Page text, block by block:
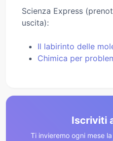
Scienza Express
uscita):
Il labirinto delle
Chimica per
Iscriviti
Ti invieremo ogni mese